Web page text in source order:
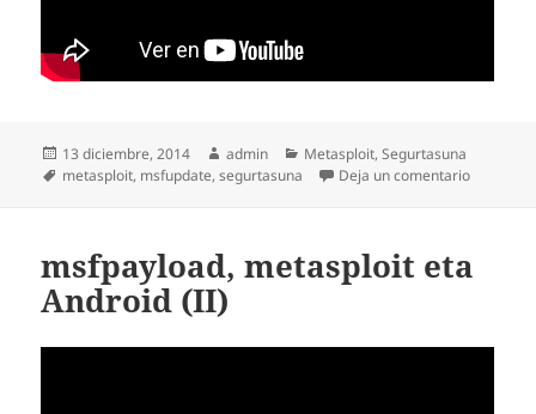
Publicado
el
13 diciembre, 2014 Autor
admin Categorías
Metasploit,Segurtasuna
Etiquetas
metasploit, msfupdate,segurtasuna Deja un comentarioen Nola
msfpayload, metasploit eta
Android (II)